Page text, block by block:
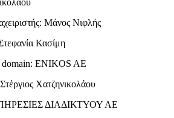
Μάνος Νιφλής
Κασίμη
domain: ENIKOS AE
Στέργιος Χατζηνικολάου
ΔΙΑΔΙΚΤΥΟΥ ΑΕ